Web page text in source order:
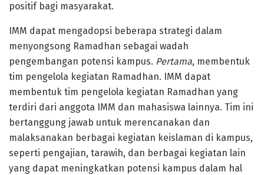
positif bagi masyarakat.
IMM dapat mengadopsi beberapa strategi dalam
menyongsong Ramadhan sebagai wadah
pengembangan potensi kampus. Pertama, membentuk
tim pengelola kegiatan Ramadhan. IMM dapat
membentuk tim pengelola kegiatan Ramadhan yang
terdiri dari anggota IMM dan mahasiswa lainnya. Tim ini
bertanggung jawab untuk merencanakan dan
malaksanakan berbagai kegiatan keislaman di kampus,
seperti pengajian, tarawih, dan berbagai kegiatan lain
yang dapat meningkatkan potensi kampus dalam hal